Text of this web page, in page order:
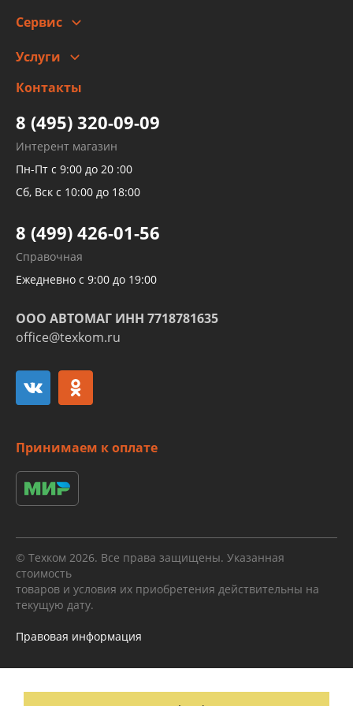
Сервис
Заправка кондиционера авто
Детейлинг
Услуги
высокого давления
Тормозных трубок
Рукавов гидроусилителей
Рукавов компрессоров и турбин
Трубок кондиционеров
Развертка пайка медных стальных
алюминиевых трубок и штуцеров
Контакты
8 (495) 320-09-09
Интерент магазин
Пн-Пт с 9:00 до 20 :00
Сб, Вск с 10:00 до 18:00
8 (499) 426-01-56
Справочная
Ежедневно с 9:00 до 19:00
ООО АВТОМАГ ИНН 7718781635
office@texkom.ru
Принимаем к оплате
© Техком 2026. Все права защищены. Указанная
стоимость
товаров и условия их приобретения действительны на
текущую дату.
Правовая информация